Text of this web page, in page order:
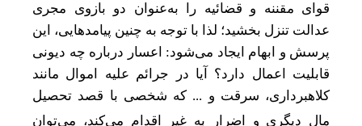
قوای مقننه و قضائیه را به‌عنوان دو بازوی مجری
عدالت تنزل بخشید؛ لذا با توجه ‌به چنین پیامدهایی، این
پرسش و ابهام ایجاد میشود: اعسار درباره چه دیونی
قابلیت اعمال دارد؟ آیا در جرائم علیه اموال مانند
کلاهبرداری، سرقت و ... که شخصی با قصد تحصیل
مال دیگری و اضرار به غیر اقدام می‌کند، میتوان